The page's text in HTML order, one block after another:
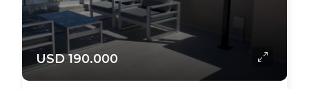
USD 190.000